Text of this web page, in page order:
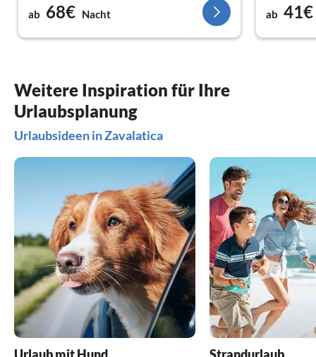
ab 68€ Nacht ab 41€
Weitere Inspiration für Ihre
Urlaubsplanung
Urlaubsideen in Zavalatica